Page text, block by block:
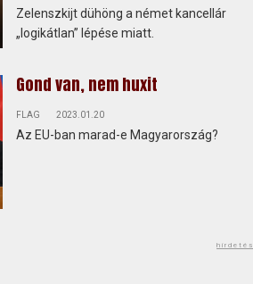
Zelenszkijt dühöng a német kancellár
„logikátlan” lépése miatt.
Gond van, nem huxit
FLAG 2023.01.20
Az EU-ban marad-e Magyarország?
hirdetés